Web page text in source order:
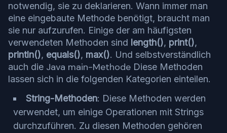
notwendig, sie zu deklarieren. Wann immer man
eine eingebaute Methode benötigt, braucht man
sie nur aufzurufen. Einige der am häufigsten
verwendeten Methoden sind length(), print(),
println(), equals(), max(). Und selbstverständlich
auch die Java main-Methode Diese Methoden
lassen sich in die folgenden Kategorien einteilen.
String-Methoden: Diese Methoden werden
verwendet, um einige Operationen mit Strings
durchzuführen. Zu diesen Methoden gehören